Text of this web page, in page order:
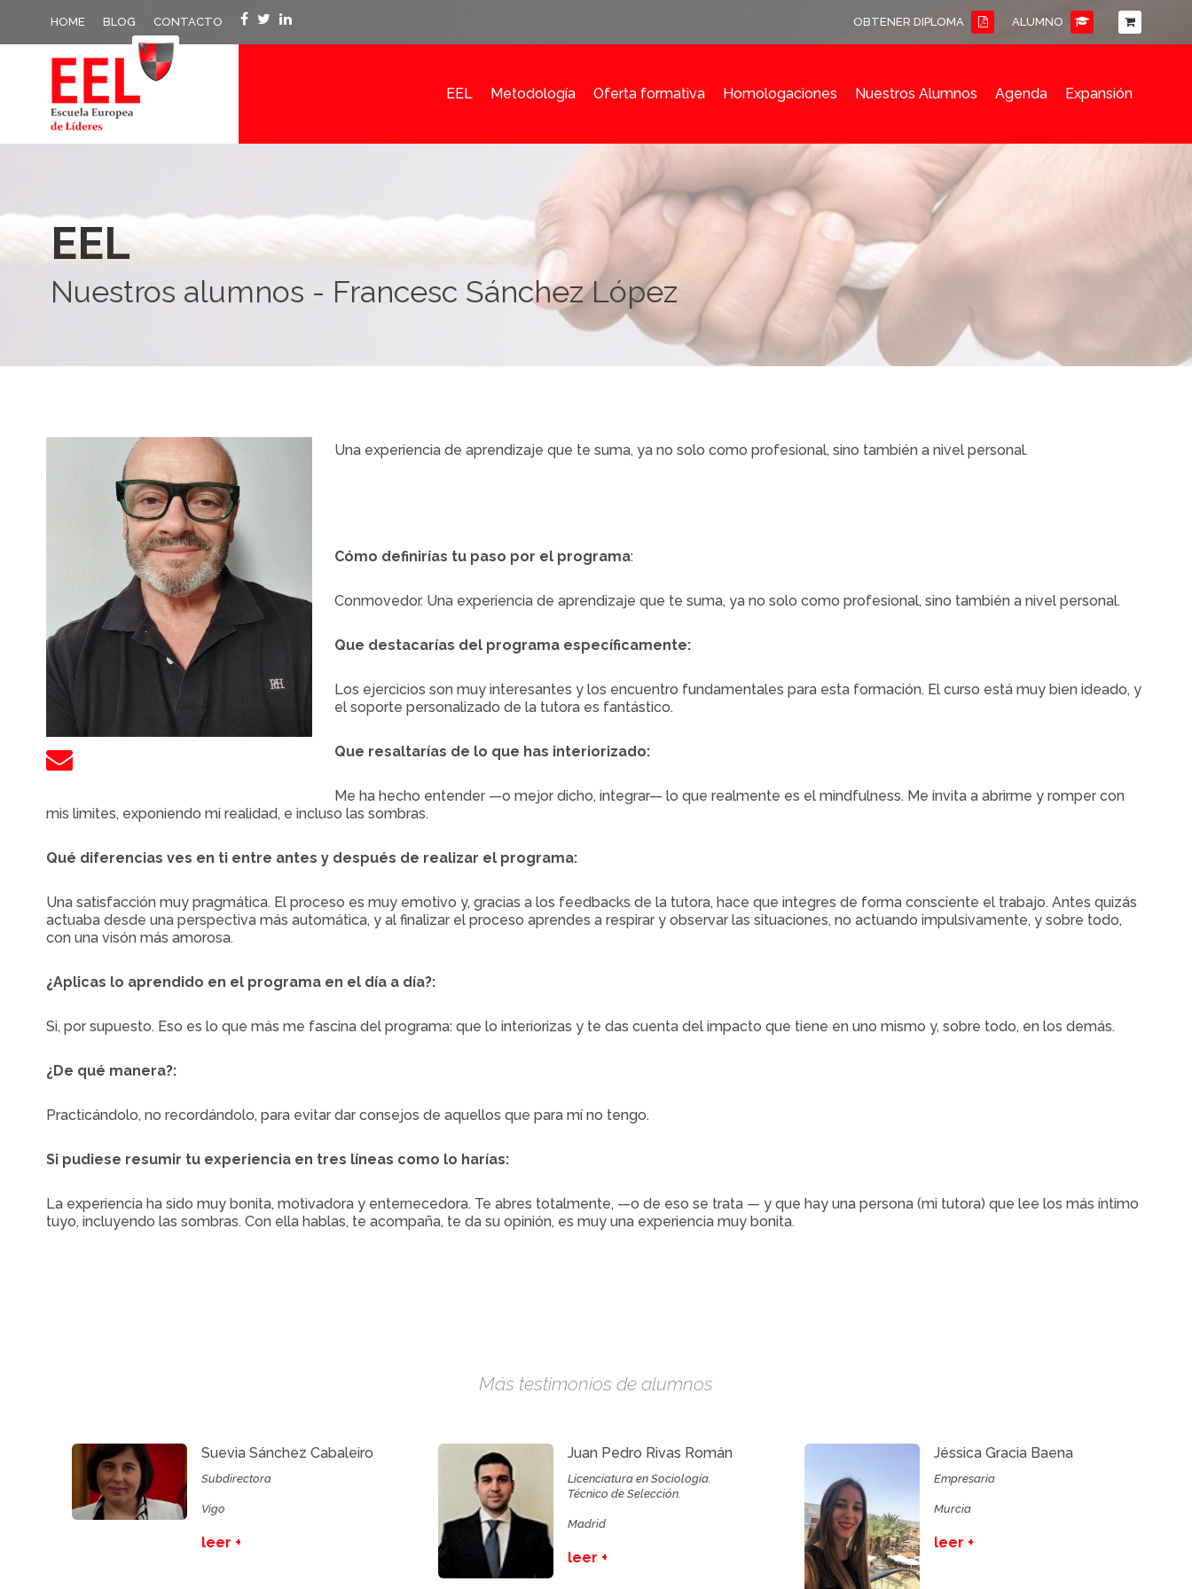
HOME BLOG CONTACTO OBTENER DIPLOMA ALUMNO
EEL Metodología Oferta formativa Homologaciones Nuestros Alumnos Agenda Expansión
EEL
Nuestros alumnos - Francesc Sánchez López
Una experiencia de aprendizaje que te suma, ya no solo como profesional, sino también a nivel personal.
Cómo definirías tu paso por el programa:
Conmovedor. Una experiencia de aprendizaje que te suma, ya no solo como profesional, sino también a nivel personal.
Que destacarías del programa específicamente:
Los ejercicios son muy interesantes y los encuentro fundamentales para esta formación. El curso está muy bien ideado, y
el soporte personalizado de la tutora es fantástico.
Que resaltarías de lo que has interiorizado:
Me ha hecho entender —o mejor dicho, integrar— lo que realmente es el mindfulness. Me invita a abrirme y romper con
mis limites, exponiendo mi realidad, e incluso las sombras.
Qué diferencias ves en ti entre antes y después de realizar el programa:
Una satisfacción muy pragmática. El proceso es muy emotivo y, gracias a los feedbacks de la tutora, hace que integres de forma consciente el trabajo. Antes quizás
actuaba desde una perspectiva más automática, y al finalizar el proceso aprendes a respirar y observar las situaciones, no actuando impulsivamente, y sobre todo,
con una visón más amorosa.
¿Aplicas lo aprendido en el programa en el día a día?:
Si, por supuesto. Eso es lo que más me fascina del programa: que lo interiorizas y te das cuenta del impacto que tiene en uno mismo y, sobre todo, en los demás.
¿De qué manera?:
Practicándolo, no recordándolo, para evitar dar consejos de aquellos que para mí no tengo.
Si pudiese resumir tu experiencia en tres líneas como lo harías:
La experiencia ha sido muy bonita, motivadora y enternecedora. Te abres totalmente, —o de eso se trata — y que hay una persona (mi tutora) que lee los más íntimo
tuyo, incluyendo las sombras. Con ella hablas, te acompaña, te da su opinión, es muy una experiencia muy bonita.
Más testimonios de alumnos
Suevia Sánchez Cabaleiro
Subdirectora
Vigo
leer +
Juan Pedro Rivas Román
Licenciatura en Sociología.
Técnico de Selección.
Madrid
leer +
Jéssica Gracia Baena
Empresaria
Murcia
leer +